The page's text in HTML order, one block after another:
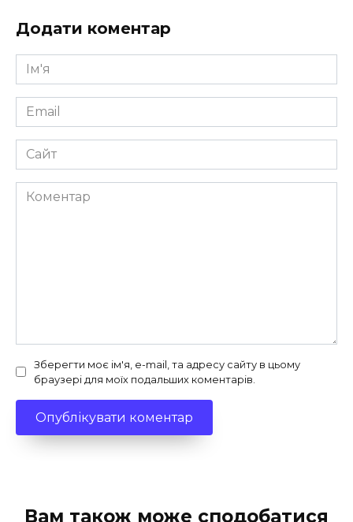
Додати коментар
Ім'я
*
Email
*
Сайт
Коментар
Зберегти моє ім'я, e-mail, та адресу сайту в цьому
браузері для моїх подальших коментарів.
Вам також може сподобатися